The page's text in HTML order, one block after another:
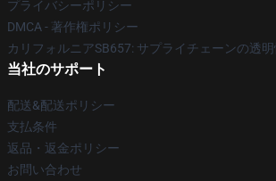
プライバシーポリシー
DMCA - 著作権ポリシー
カリフォルニアSB657: サプライチェーンの透
当社のサポート
配送&配送ポリシー
支払条件
返品・返金ポリシー
お問い合わせ